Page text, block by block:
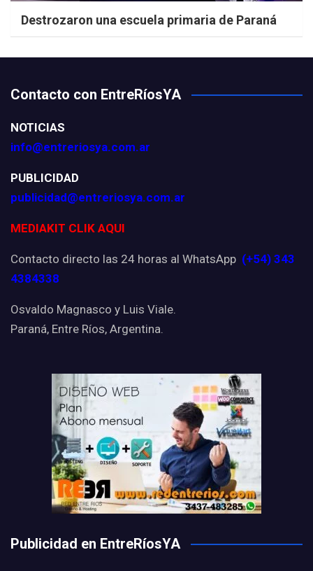
Destrozaron una escuela primaria de Paraná
Contacto con EntreRíosYA
NOTICIAS
info@entreriosya.com.ar
PUBLICIDAD
publicidad@entreriosya.com.ar
MEDIAKIT CLIK AQUI
Contacto directo las 24 horas al WhatsApp (+54) 343
4384338
Osvaldo Magnasco y Luis Viale.
Paraná, Entre Ríos, Argentina.
Publicidad en EntreRíosYA